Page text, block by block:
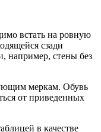
встать на ровную
сзади
например, стены без
меркам. Обувь
от приведенных
в качестве